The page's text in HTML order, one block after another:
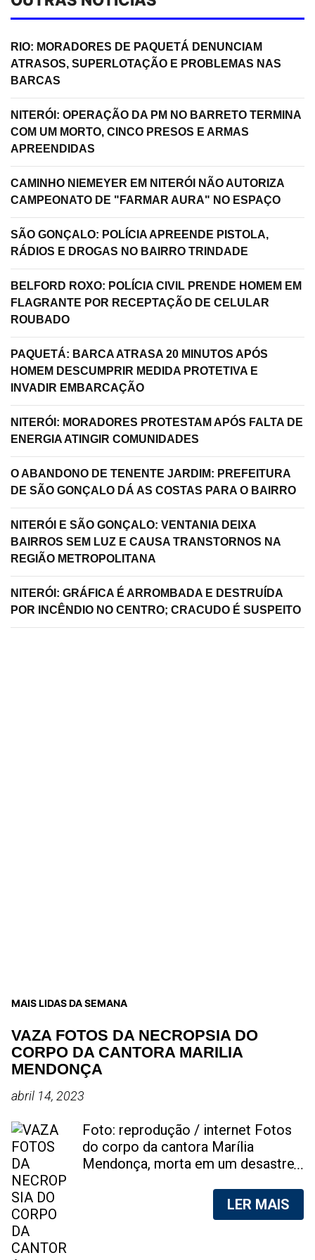
RIO: MORADORES DE PAQUETÁ DENUNCIAM
ATRASOS, SUPERLOTAÇÃO E PROBLEMAS NAS
BARCAS
NITERÓI: OPERAÇÃO DA PM NO BARRETO TERMINA
COM UM MORTO, CINCO PRESOS E ARMAS
APREENDIDAS
CAMINHO NIEMEYER EM NITERÓI NÃO AUTORIZA
CAMPEONATO DE "FARMAR AURA" NO ESPAÇO
SÃO GONÇALO: POLÍCIA APREENDE PISTOLA,
RÁDIOS E DROGAS NO BAIRRO TRINDADE
BELFORD ROXO: POLÍCIA CIVIL PRENDE HOMEM EM
FLAGRANTE POR RECEPTAÇÃO DE CELULAR
ROUBADO
PAQUETÁ: BARCA ATRASA 20 MINUTOS APÓS
HOMEM DESCUMPRIR MEDIDA PROTETIVA E
INVADIR EMBARCAÇÃO
NITERÓI: MORADORES PROTESTAM APÓS FALTA DE
ENERGIA ATINGIR COMUNIDADES
O ABANDONO DE TENENTE JARDIM: PREFEITURA
DE SÃO GONÇALO DÁ AS COSTAS PARA O BAIRRO
NITERÓI E SÃO GONÇALO: VENTANIA DEIXA
BAIRROS SEM LUZ E CAUSA TRANSTORNOS NA
REGIÃO METROPOLITANA
NITERÓI: GRÁFICA É ARROMBADA E DESTRUÍDA
POR INCÊNDIO NO CENTRO; CRACUDO É SUSPEITO
MAIS LIDAS DA SEMANA
VAZA FOTOS DA NECROPSIA DO
CORPO DA CANTORA MARILIA
MENDONÇA
abril 14, 2023
Foto: reprodução / internet Fotos
do corpo da cantora Marília
Mendonça, morta em um desastre
foram vazadas na internet. A
divulgação de fotos do corpo de
LER MAIS